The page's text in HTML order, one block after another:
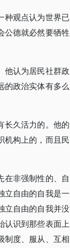
种观点认为世界已
公德就必然要牺牲
他认为居民社群政
的政治实体有多么
长久活力的。他的
机构上的，而且民
在非强制性的、自
立自由的自我是一
立自由的自我并没
认识到那些表面上
制度、服从、互相